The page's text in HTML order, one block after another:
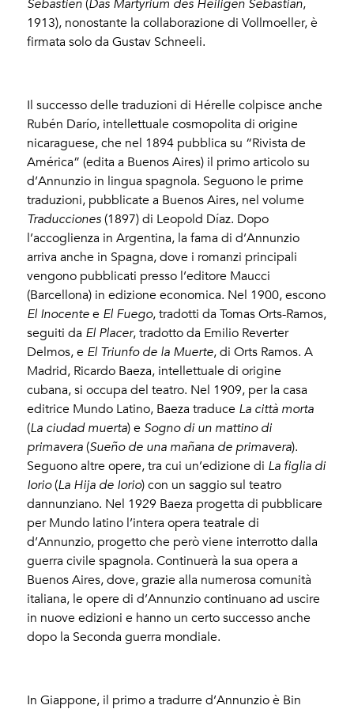
Sébastien (Das Martyrium des Heiligen Sebastian,
1913), nonostante la collaborazione di Vollmoeller, è
firmata solo da Gustav Schneeli.
Il successo delle traduzioni di Hérelle colpisce anche
Rubén Darío, intellettuale cosmopolita di origine
nicaraguese, che nel 1894 pubblica su “Rivista de
América” (edita a Buenos Aires) il primo articolo su
d’Annunzio in lingua spagnola. Seguono le prime
traduzioni, pubblicate a Buenos Aires, nel volume
Traducciones (1897) di Leopold Díaz. Dopo
l’accoglienza in Argentina, la fama di d’Annunzio
arriva anche in Spagna, dove i romanzi principali
vengono pubblicati presso l’editore Maucci
(Barcellona) in edizione economica. Nel 1900, escono
El Inocente e El Fuego, tradotti da Tomas Orts-Ramos,
seguiti da El Placer, tradotto da Emilio Reverter
Delmos, e El Triunfo de la Muerte, di Orts Ramos. A
Madrid, Ricardo Baeza, intellettuale di origine
cubana, si occupa del teatro. Nel 1909, per la casa
editrice Mundo Latino, Baeza traduce La città morta
(La ciudad muerta) e Sogno di un mattino di
primavera (Sueño de una mañana de primavera).
Seguono altre opere, tra cui un’edizione di La figlia di
Iorio(La Hija de Iorio) con un saggio sul teatro
dannunziano. Nel 1929 Baeza progetta di pubblicare
per Mundo latino l’intera opera teatrale di
d’Annunzio, progetto che però viene interrotto dalla
guerra civile spagnola. Continuerà la sua opera a
Buenos Aires, dove, grazie alla numerosa comunità
italiana, le opere di d’Annunzio continuano ad uscire
in nuove edizioni e hanno un certo successo anche
dopo la Seconda guerra mondiale.
In Giappone, il primo a tradurre d’Annunzio è Bin